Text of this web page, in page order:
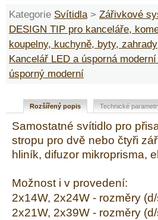
Kategorie Svítidla > Zářivkové
DESIGN TIP pro kanceláře,
koupelny, kuchyně, byty, zahrady
Kancelář LED a úsporná
úsporný moderní
Rozšířený popis Technické
Samostatné svítidlo pro
stropu pro dvě nebo čtyři
hliník, difuzor mikroprisma,
Možnost i v provedení:
2x14W, 2x24W - rozměry
2x21W, 2x39W - rozměry